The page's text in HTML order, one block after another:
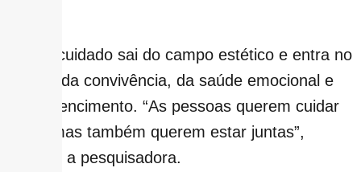
O autocuidado sai do campo estético e entra no
campo da convivência, da saúde emocional e
do pertencimento. “As pessoas querem cuidar
de si, mas também querem estar juntas”,
resume a pesquisadora.